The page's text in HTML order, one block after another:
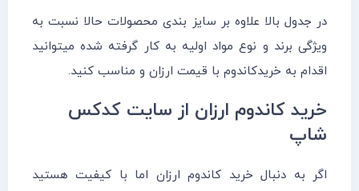
در جدول بالا علاوه بر سایز بندی محصولات حالا نسبت به
ویژگی برند و نوع مواد اولیه به کار گرفته شده میتوانید
اقدام به خریدکاندوم با قیمت ارزان و مناسب کنید.
خرید کاندوم ارزان از سایت کدکس
شاپ
اگر به دنبال خرید کاندوم ارزان اما با کیفیت هستید